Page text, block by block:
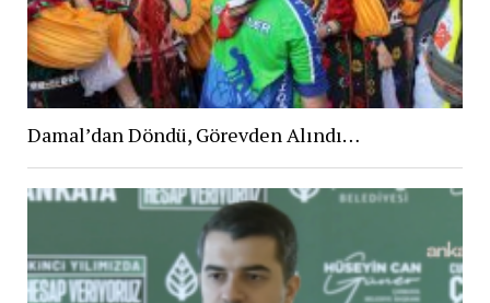
Damal’dan Döndü, Görevden Alındı…